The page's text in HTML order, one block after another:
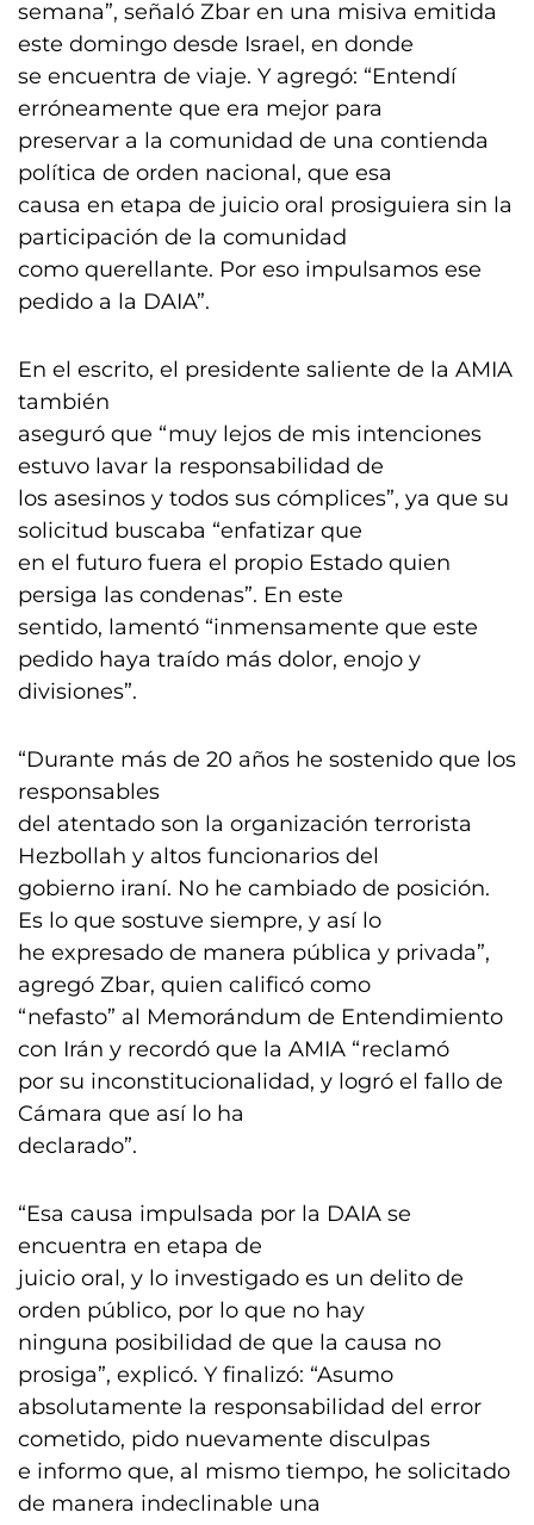
semana”, señaló Zbar en una misiva emitida
este domingo desde Israel, en donde
se encuentra de viaje. Y agregó: “Entendí
erróneamente que era mejor para
preservar a la comunidad de una contienda
política de orden nacional, que esa
causa en etapa de juicio oral prosiguiera sin la
participación de la comunidad
como querellante. Por eso impulsamos ese
pedido a la DAIA”.
En el escrito, el presidente saliente de la AMIA
también
aseguró que “muy lejos de mis intenciones
estuvo lavar la responsabilidad de
los asesinos y todos sus cómplices”, ya que su
solicitud buscaba “enfatizar que
en el futuro fuera el propio Estado quien
persiga las condenas”. En este
sentido, lamentó “inmensamente que este
pedido haya traído más dolor, enojo y
divisiones”.
“Durante más de 20 años he sostenido que los
responsables
del atentado son la organización terrorista
Hezbollah y altos funcionarios del
gobierno iraní. No he cambiado de posición.
Es lo que sostuve siempre, y así lo
he expresado de manera pública y privada”,
agregó Zbar, quien calificó como
“nefasto” al Memorándum de Entendimiento
con Irán y recordó que la AMIA “reclamó
por su inconstitucionalidad, y logró el fallo de
Cámara que así lo ha
declarado”.
“Esa causa impulsada por la DAIA se
encuentra en etapa de
juicio oral, y lo investigado es un delito de
orden público, por lo que no hay
ninguna posibilidad de que la causa no
prosiga”, explicó. Y finalizó: “Asumo
absolutamente la responsabilidad del error
cometido, pido nuevamente disculpas
e informo que, al mismo tiempo, he solicitado
de manera indeclinable una